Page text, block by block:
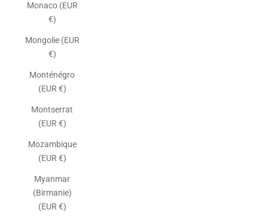
Monaco (EUR
€)
Mongolie (EUR
€)
Monténégro
(EUR €)
Montserrat
(EUR €)
Mozambique
(EUR €)
Myanmar
(Birmanie)
(EUR €)